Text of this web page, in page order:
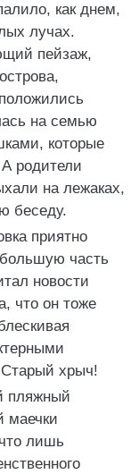
как днем,
лучах.
пейзаж,
на семью
которые
родители
на лежаках,
беседу.
приятно
часть
новости
что он тоже
хрыч!
пляжный
маечки
лишь